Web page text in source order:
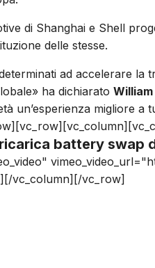
di Shanghai e Shell
delle stesse.
ad accelerare la
ha dichiarato William
un’esperienza migliore a
battery swap
vc_column][/vc_row]